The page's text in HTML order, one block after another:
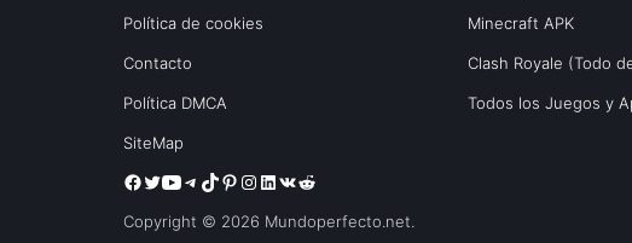
Política de cookies
Contacto
Política DMCA
SiteMap
Minecraft APK
Clash Royale (Todo
Todos los Juegos y
Copyright © 2026 Mundoperfecto.net.